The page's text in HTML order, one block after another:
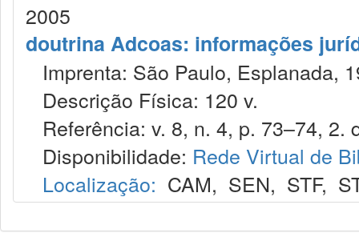
2005
doutrina Adcoas: informações
Imprenta: São Paulo, Esplanada,
Descrição Física: 120 v.
Referência: v. 8, n. 4, p. 73–74, 2.
Disponibilidade: Rede Virtual de
Localização: CAM, SEN, STF,